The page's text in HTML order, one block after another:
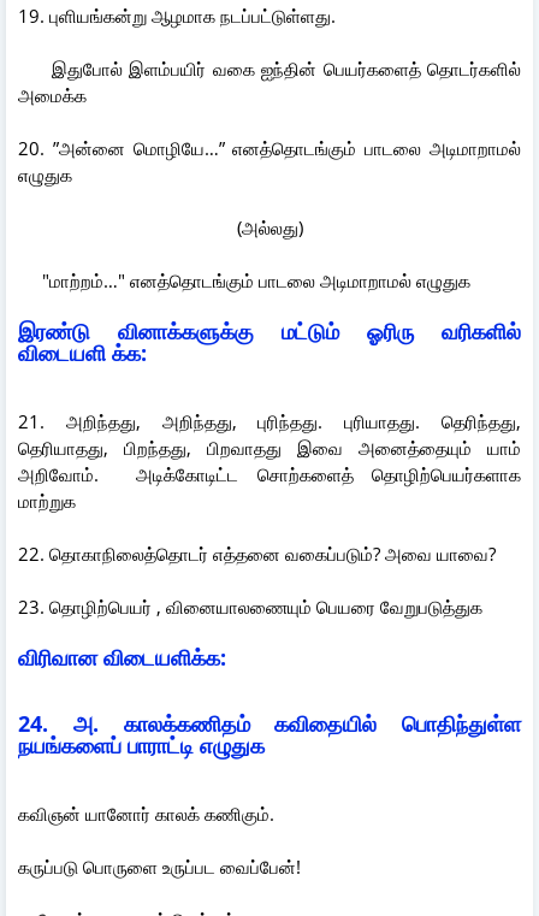
19. புளியங்கன்று ஆழமாக நடப்பட்டுள்ளது.
இதுபோல் இளம்பயிர் வகை ஐந்தின் பெயர்களைத் தொடர்களில்
அமைக்க
20. ”அன்னை மொழியே…” எனத்தொடங்கும் பாடலை அடிமாறாமல்
எழுதுக
(அல்லது)
"மாற்றம்…" எனத்தொடங்கும் பாடலை அடிமாறாமல் எழுதுக
இரண்டு வினாக்களுக்கு மட்டும் ஓரிரு வரிகளில்
விடையளி க்க:
21. அறிந்தது, அறிந்தது, புரிந்தது. புரியாதது. தெரிந்தது,
தெரியாதது, பிறந்தது, பிறவாதது இவை அனைத்தையும் யாம்
அறிவோம். அடிக்கோடிட்ட சொற்களைத் தொழிற்பெயர்களாக
மாற்றுக
22. தொகாநிலைத்தொடர் எத்தனை வகைப்படும்? அவை யாவை?
23. தொழிற்பெயர் , வினையாலணையும் பெயரை வேறுபடுத்துக
விரிவான விடையளிக்க:
24. அ. காலக்கணிதம் கவிதையில் பொதிந்துள்ள
நயங்களைப் பாராட்டி எழுதுக
கவிஞன் யானோர் காலக் கணிகும்.
கருப்படு பொருளை உருப்பட வைப்பேன்!